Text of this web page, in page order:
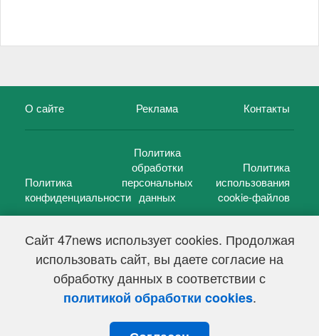
Сайт 47news использует cookies. Продолжая
использовать сайт, вы даете согласие на
обработку данных в соответствии с
политикой обработки cookies.
О сайте Реклама Контакты
Политика
конфиденциальности
Политика
обработки
персональных
данных
Политика
использования
cookie-файлов
47 новостей (47 news)2005 — 2026 г.
Свидетельство о регистрации СМИ Эл № ФС 77-39848, выдано
Федеральной службой по надзору в сфере связи,
информационных технологий и массовых коммуникаций